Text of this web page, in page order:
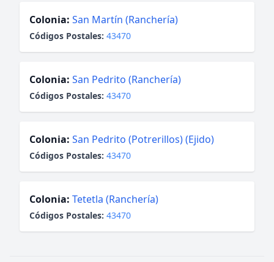
Colonia: San Martín (Ranchería)
Códigos Postales: 43470
Colonia: San Pedrito (Ranchería)
Códigos Postales: 43470
Colonia: San Pedrito (Potrerillos) (Ejido)
Códigos Postales: 43470
Colonia: Tetetla (Ranchería)
Códigos Postales: 43470